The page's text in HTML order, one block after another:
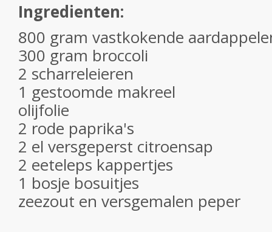
Ingredienten:
800 gram vastkokende
300 gram broccoli
2 scharreleieren
1 gestoomde makreel
olijfolie
2 rode paprika's
2 el versgeperst citroensap
2 eeteleps kappertjes
1 bosje bosuitjes
zeezout en versgemalen peper